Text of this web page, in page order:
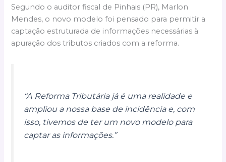
Segundo o auditor fiscal de Pinhais (PR), Marlon
Mendes, o novo modelo foi pensado para permitir a
captação estruturada de informações necessárias à
apuração dos tributos criados com a reforma.
“A Reforma Tributária já é uma realidade e
ampliou a nossa base de incidência e, com
isso, tivemos de ter um novo modelo para
captar as informações.”